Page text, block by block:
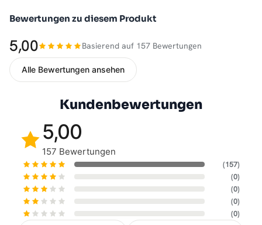
Bewertungen zu diesem Produkt
5,00 Basierend auf 157 Bewertungen
Alle Bewertungen ansehen
Kundenbewertungen
5,00
157 Bewertungen
(157)
(0)
(0)
(0)
(0)